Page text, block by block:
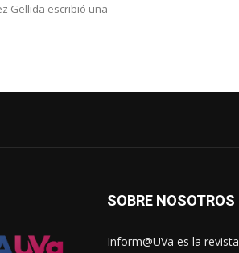
Gellida escribió una
SOBRE NOSOTROS
Inform@UVa es la